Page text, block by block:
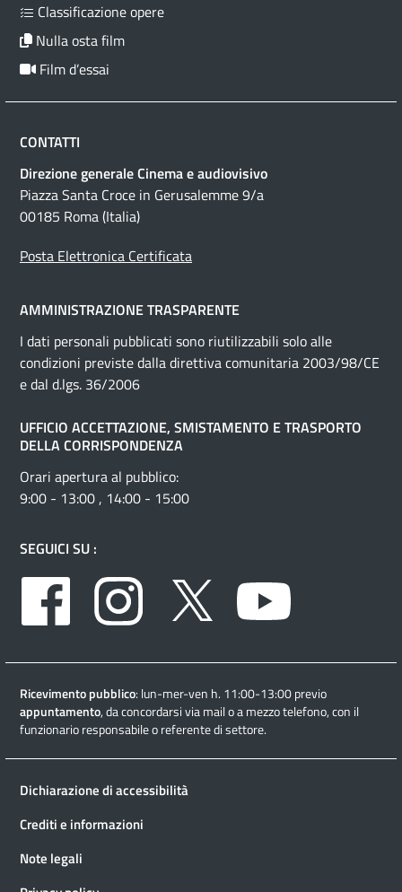
Classificazione opere
Nulla osta film
Film d’essai
CONTATTI
Direzione generale Cinema e audiovisivo
Piazza Santa Croce in Gerusalemme 9/a
00185 Roma (Italia)
Posta Elettronica Certificata
AMMINISTRAZIONE TRASPARENTE
I dati personali pubblicati sono riutilizzabili solo alle
condizioni previste dalla direttiva comunitaria 2003/98/CE
e dal d.lgs. 36/2006
UFFICIO ACCETTAZIONE, SMISTAMENTO E TRASPORTO
DELLA CORRISPONDENZA
Orari apertura al pubblico:
9:00 - 13:00 , 14:00 - 15:00
SEGUICI SU :
Facebook
Instagram Twitter
Ricevimento pubblico: lun-mer-ven h. 11:00-13:00 previo
appuntamento, da concordarsi via mail o a mezzo telefono, con il
funzionario responsabile o referente di settore.
Dichiarazione di accessibilità
Crediti e informazioni
Note legali